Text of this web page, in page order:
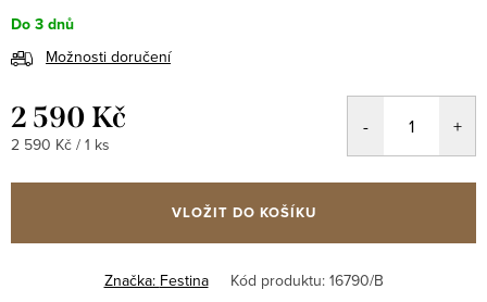
Do 3 dnů
Možnosti doručení
2 590 Kč
Měrná
2 590 Kč / 1 ks
VLOŽIT DO KOŠÍKU
Značka: Festina Kód produktu: 16790/B